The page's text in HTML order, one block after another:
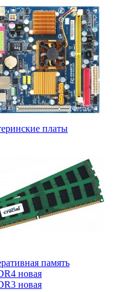
платы
память
новая
новая